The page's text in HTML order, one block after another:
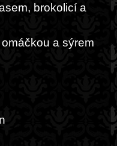
brokolicí a
a sýrem